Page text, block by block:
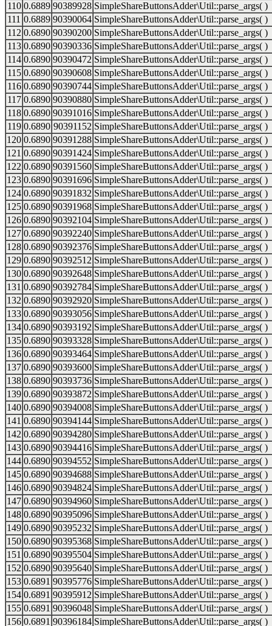
110 0.6889 90389928 SimpleShareButtonsAdder\Util::parse_args( )
111 0.6889 90390064 SimpleShareButtonsAdder\Util::parse_args( )
112 0.6890 90390200 SimpleShareButtonsAdder\Util::parse_args( )
113 0.6890 90390336 SimpleShareButtonsAdder\Util::parse_args( )
114 0.6890 90390472 SimpleShareButtonsAdder\Util::parse_args( )
115 0.6890 90390608 SimpleShareButtonsAdder\Util::parse_args( )
116 0.6890 90390744 SimpleShareButtonsAdder\Util::parse_args( )
117 0.6890 90390880 SimpleShareButtonsAdder\Util::parse_args( )
118 0.6890 90391016 SimpleShareButtonsAdder\Util::parse_args( )
119 0.6890 90391152 SimpleShareButtonsAdder\Util::parse_args( )
120 0.6890 90391288 SimpleShareButtonsAdder\Util::parse_args( )
121 0.6890 90391424 SimpleShareButtonsAdder\Util::parse_args( )
122 0.6890 90391560 SimpleShareButtonsAdder\Util::parse_args( )
123 0.6890 90391696 SimpleShareButtonsAdder\Util::parse_args( )
124 0.6890 90391832 SimpleShareButtonsAdder\Util::parse_args( )
125 0.6890 90391968 SimpleShareButtonsAdder\Util::parse_args( )
126 0.6890 90392104 SimpleShareButtonsAdder\Util::parse_args( )
127 0.6890 90392240 SimpleShareButtonsAdder\Util::parse_args( )
128 0.6890 90392376 SimpleShareButtonsAdder\Util::parse_args( )
129 0.6890 90392512 SimpleShareButtonsAdder\Util::parse_args( )
130 0.6890 90392648 SimpleShareButtonsAdder\Util::parse_args( )
131 0.6890 90392784 SimpleShareButtonsAdder\Util::parse_args( )
132 0.6890 90392920 SimpleShareButtonsAdder\Util::parse_args( )
133 0.6890 90393056 SimpleShareButtonsAdder\Util::parse_args( )
134 0.6890 90393192 SimpleShareButtonsAdder\Util::parse_args( )
135 0.6890 90393328 SimpleShareButtonsAdder\Util::parse_args( )
136 0.6890 90393464 SimpleShareButtonsAdder\Util::parse_args( )
137 0.6890 90393600 SimpleShareButtonsAdder\Util::parse_args( )
138 0.6890 90393736 SimpleShareButtonsAdder\Util::parse_args( )
139 0.6890 90393872 SimpleShareButtonsAdder\Util::parse_args( )
140 0.6890 90394008 SimpleShareButtonsAdder\Util::parse_args( )
141 0.6890 90394144 SimpleShareButtonsAdder\Util::parse_args( )
142 0.6890 90394280 SimpleShareButtonsAdder\Util::parse_args( )
143 0.6890 90394416 SimpleShareButtonsAdder\Util::parse_args( )
144 0.6890 90394552 SimpleShareButtonsAdder\Util::parse_args( )
145 0.6890 90394688 SimpleShareButtonsAdder\Util::parse_args( )
146 0.6890 90394824 SimpleShareButtonsAdder\Util::parse_args( )
147 0.6890 90394960 SimpleShareButtonsAdder\Util::parse_args( )
148 0.6890 90395096 SimpleShareButtonsAdder\Util::parse_args( )
149 0.6890 90395232 SimpleShareButtonsAdder\Util::parse_args( )
150 0.6890 90395368 SimpleShareButtonsAdder\Util::parse_args( )
151 0.6890 90395504 SimpleShareButtonsAdder\Util::parse_args( )
152 0.6890 90395640 SimpleShareButtonsAdder\Util::parse_args( )
153 0.6891 90395776 SimpleShareButtonsAdder\Util::parse_args( )
154 0.6891 90395912 SimpleShareButtonsAdder\Util::parse_args( )
155 0.6891 90396048 SimpleShareButtonsAdder\Util::parse_args( )
156 0.6891 90396184 SimpleShareButtonsAdder\Util::parse_args( )